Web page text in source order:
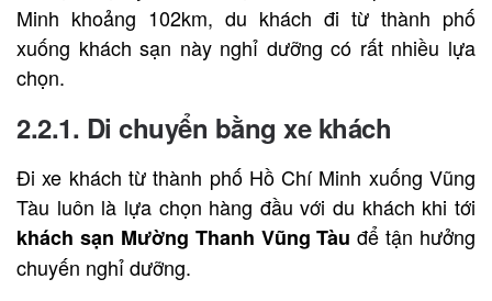
Minh khoảng 102km, du khách đi từ thành phố
xuống khách sạn này nghỉ dưỡng có rất nhiều lựa
chọn.
2.2.1. Di chuyển bằng xe khách
Đi xe khách từ thành phố Hồ Chí Minh xuống Vũng
Tàu luôn là lựa chọn hàng đầu với du khách khi tới
khách sạn Mường Thanh Vũng Tàuđể tận hưởng
chuyến nghỉ dưỡng.